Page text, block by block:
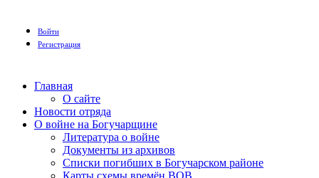
Войти
Регистрация
Главная
О сайте
Новости отряда
О войне на Богучарщине
Литература о войне
Документы из архивов
Списки погибших в Богучарском районе
Карты схемы времён ВОВ